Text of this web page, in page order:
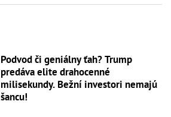
Podvod či geniálny ťah? Trump
predáva elite drahocenné
milisekundy. Bežní investori nemajú
šancu!